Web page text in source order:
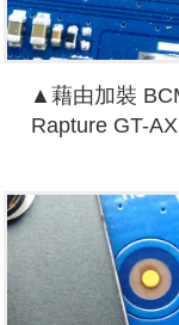
▲藉由加裝
Rapture GT-